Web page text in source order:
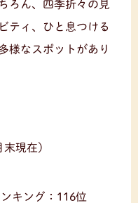
ろん、四季折々の見
ティ、ひと息つける
様なスポットがあり
現在）
キング：116位